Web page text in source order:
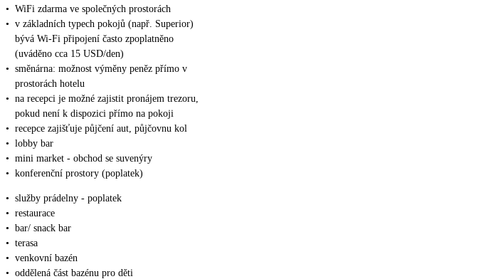
• WiFi zdarma ve společných prostorách
• v základních typech pokojů (např. Superior)
bývá Wi-Fi připojení často zpoplatněno
(uváděno cca 15 USD/den)
• směnárna: možnost výměny peněz přímo v
prostorách hotelu
• na recepci je možné zajistit pronájem trezoru,
pokud není k dispozici přímo na pokoji
• recepce zajišťuje půjčení aut, půjčovnu kol
• lobby bar
• mini market - obchod se suvenýry
• konferenční prostory (poplatek)
• služby prádelny - poplatek
• restaurace
• bar/ snack bar
• terasa
• venkovní bazén
• oddělená část bazénu pro děti